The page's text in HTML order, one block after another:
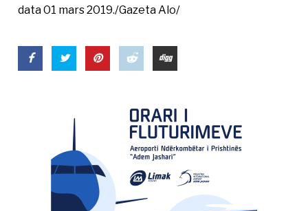
data 01 mars 2019./Gazeta Alo/